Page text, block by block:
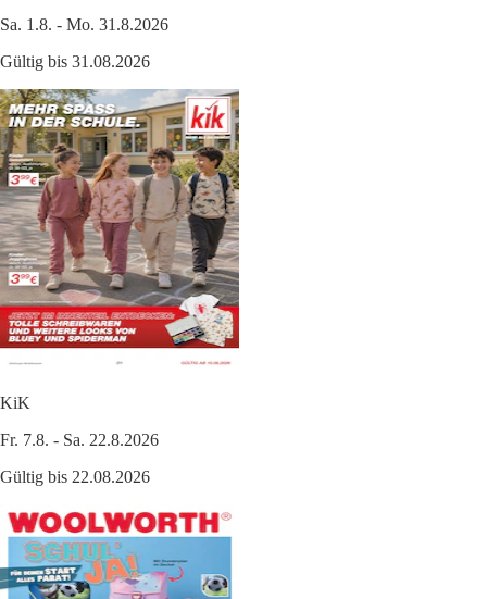
Sa. 1.8. - Mo. 31.8.2026
Gültig bis 31.08.2026
KiK
Fr. 7.8. - Sa. 22.8.2026
Gültig bis 22.08.2026